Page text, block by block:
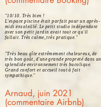
"10/10. Très bien !
L'espace piscine était parfait pour un après-
midi ensoleillé. Le petit studio indépendant
avec son petit jardin avait tout ce qu'il
fallait. Très calme, très pratique."
"Très beau gîte extrêmement chaleureux, de
très bon goût, d'une grande propreté dans un
splendide environnement très bucolique.
Grand confort et accueil tout à fait
sympathique."
Arnaud, juin 2021
(commentaire Airbnb)